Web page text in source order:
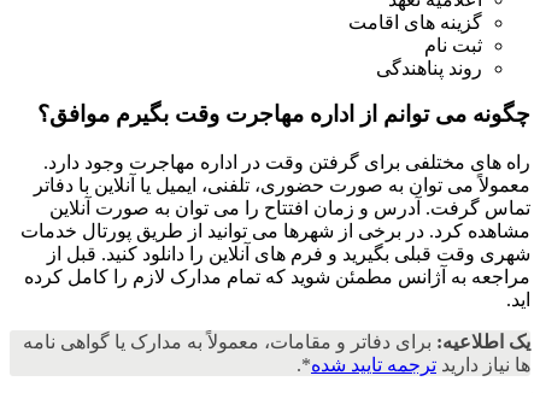
گزینه های اقامت
ثبت نام
روند پناهندگی
چگونه می توانم از اداره مهاجرت وقت بگیرم موافق؟
راه های مختلفی برای گرفتن وقت در اداره مهاجرت وجود دارد.
معمولاً می توان به صورت حضوری، تلفنی، ایمیل یا آنلاین با دفاتر
تماس گرفت. آدرس و زمان افتتاح را می توان به صورت آنلاین
مشاهده کرد. در برخی از شهرها می توانید از طریق پورتال خدمات
شهری وقت قبلی بگیرید و فرم های آنلاین را دانلود کنید. قبل از
مراجعه به آژانس مطمئن شوید که تمام مدارک لازم را کامل کرده
اید.
یک اطلاعیه: برای دفاتر و مقامات، معمولاً به مدارک یا گواهی نامه
ها نیاز دارید ترجمه تایید شده*.